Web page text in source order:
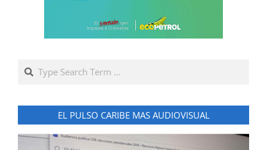
Search
EL PULSO CARIBE MAS AUDIOVISUAL